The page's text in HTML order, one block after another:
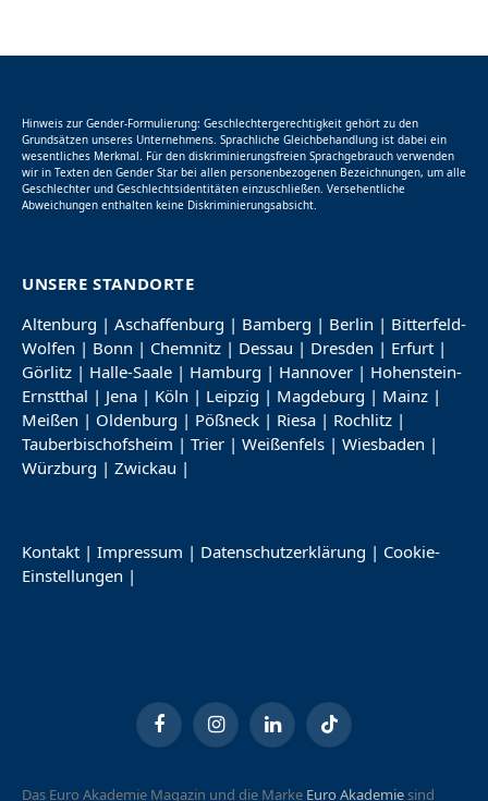
Hinweis zur Gender-Formulierung: Geschlechtergerechtigkeit gehört zu den
Grundsätzen unseres Unternehmens. Sprachliche Gleichbehandlung ist dabei ein
wesentliches Merkmal. Für den diskriminierungsfreien Sprachgebrauch verwenden
wir in Texten den Gender Star bei allen personenbezogenen Bezeichnungen, um alle
Geschlechter und Geschlechtsidentitäten einzuschließen. Versehentliche
Abweichungen enthalten keine Diskriminierungsabsicht.
UNSERE STANDORTE
Altenburg | Aschaffenburg | Bamberg | Berlin | Bitterfeld-
Wolfen | Bonn | Chemnitz | Dessau | Dresden | Erfurt |
Görlitz | Halle-Saale | Hamburg | Hannover | Hohenstein-
Ernstthal | Jena | Köln | Leipzig | Magdeburg | Mainz |
Meißen | Oldenburg | Pößneck | Riesa | Rochlitz |
Tauberbischofsheim | Trier | Weißenfels | Wiesbaden |
Würzburg | Zwickau |
Kontakt | Impressum | Datenschutzerklärung | Cookie-
Einstellungen |
FacebookInstagramLinkedInTikTok
Das Euro Akademie Magazin und die Marke Euro Akademiesind